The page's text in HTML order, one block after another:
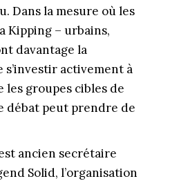
Dans la mesure où les
Kipping – urbains,
davantage la
s’investir activement à
groupes cibles de
débat peut prendre de
ancien secrétaire
Solid, l’organisation